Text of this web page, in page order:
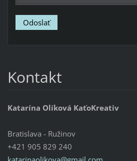
Kontakt
Katarína Olíková KaťoKreativ
Bratislava - Ružinov
+421 905 829 240